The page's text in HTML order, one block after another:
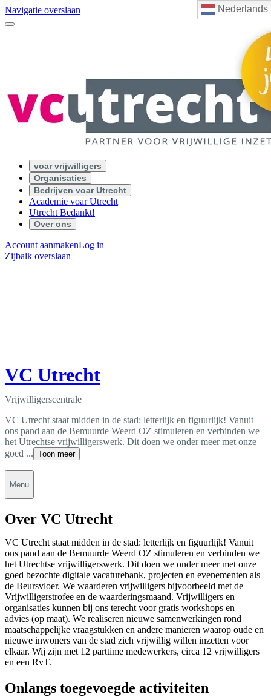
Nederlands
Navigatie overslaan
voar vrijwilligers
Organisaties
Bedrijven voar Utrecht
Academie voar Utrecht
Utrecht Bedankt!
Over ons
Account aanmakenLog in
Zijbalk overslaan
VC Utrecht
Vrijwilligerscentrale
VC Utrecht staat midden in de stad: letterlijk en figuurlijk! Vanuit
ons pand aan de Bemuurde Weerd OZ stimuleren en verbinden we
het Utrechtse vrijwilligerswerk. Dit doen we onder meer met onze
goed ... Toon meer
Menu
Over VC Utrecht
VC Utrecht staat midden in de stad: letterlijk en figuurlijk! Vanuit
ons pand aan de Bemuurde Weerd OZ stimuleren en verbinden we
het Utrechtse vrijwilligerswerk. Dit doen we onder meer met onze
goed bezochte digitale vacaturebank, projecten en evenementen als
de Beursvloer. We waarderen vrijwilligers bijvoorbeeld met de
Vrijwilligerstrofee en de waarderingsmaand. Vrijwilligers en
organisaties kunnen bij ons terecht voor gratis workshops en
advies (op maat). We realiseren nieuwe samenwerkingen rond
maatschappelijke vraagstukken en andere manieren waarop oude en
nieuwe inwoners van de stad zich vrijwillig willen inzetten voor
elkaar. Wij zijn met 12 parttime medewerkers, circa 12 vrijwilligers
en een RvT.
Onlangs toegevoegde activiteiten